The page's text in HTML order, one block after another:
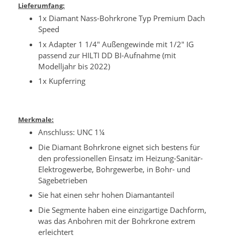
Lieferumfang:
1x Diamant Nass-Bohrkrone Typ Premium Dach
Speed
1x Adapter 1 1/4" Außengewinde mit 1/2" IG
passend zur HILTI DD BI-Aufnahme (mit
Modelljahr bis 2022)
1x Kupferring
Merkmale:
Anschluss: UNC 1¼
Die Diamant Bohrkrone eignet sich bestens für
den professionellen Einsatz im Heizung-Sanitär-
Elektrogewerbe, Bohrgewerbe, in Bohr- und
Sägebetrieben
Sie hat einen sehr hohen Diamantanteil
Die Segmente haben eine einzigartige Dachform,
was das Anbohren mit der Bohrkrone extrem
erleichtert